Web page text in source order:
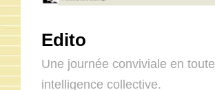
Edito
Une journée conviviale en toute
intelligence collective.